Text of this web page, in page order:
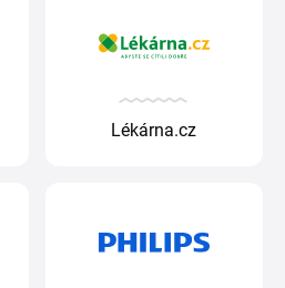
Lékárna.cz